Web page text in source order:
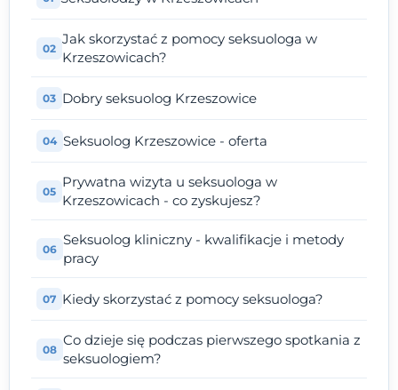
Jak skorzystać z pomocy seksuologa w
Krzeszowicach?
Dobry seksuolog Krzeszowice
Seksuolog Krzeszowice - oferta
Prywatna wizyta u seksuologa w
Krzeszowicach - co zyskujesz?
Seksuolog kliniczny - kwalifikacje i metody
pracy
Kiedy skorzystać z pomocy seksuologa?
Co dzieje się podczas pierwszego spotkania z
seksuologiem?